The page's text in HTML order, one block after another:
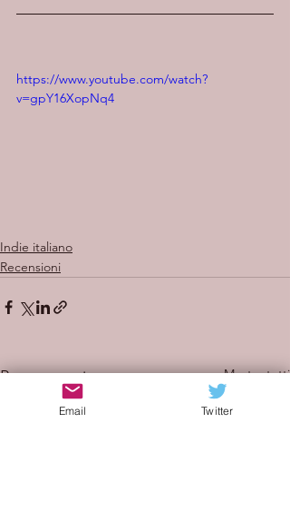
https://www.youtube.com/watch?
v=gpY16XopNq4
Indie italiano
Recensioni
Post recenti Mostra tutti
Email Twitter